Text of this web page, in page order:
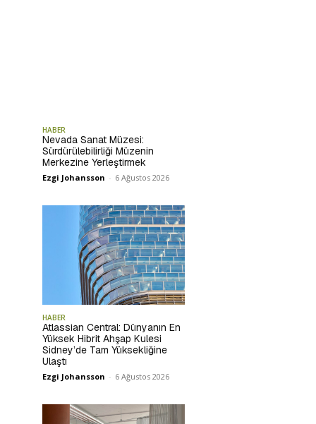
HABER
Nevada Sanat Müzesi:
Sürdürülebilirliği Müzenin
Merkezine Yerleştirmek
Ezgi Johansson - 6 Ağustos 2026
HABER
Atlassian Central: Dünyanın En
Yüksek Hibrit Ahşap Kulesi
Sidney’de Tam Yüksekliğine
Ulaştı
Ezgi Johansson - 6 Ağustos 2026